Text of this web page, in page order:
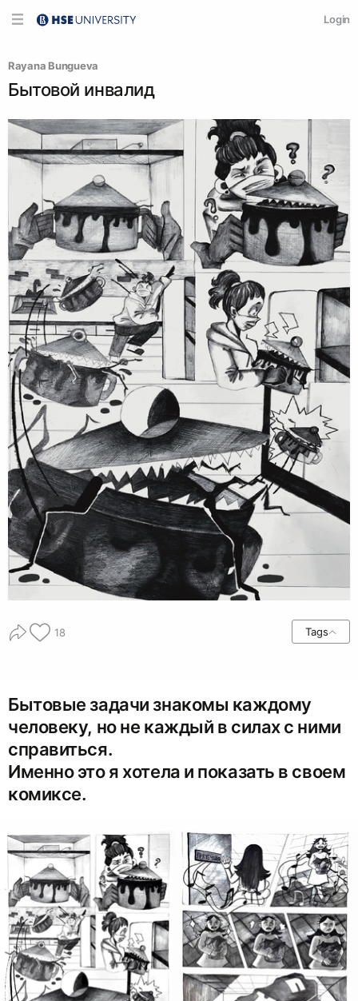
Login
Rayana Bungueva
Бытовой инвалид
18 Tags
Бытовые задачи знакомы каждому
человеку, но не каждый в силах с ними
справиться.
Именно это я хотела и показать в своем
комиксе.